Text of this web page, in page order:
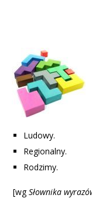
Ludowy.
Regionalny.
Rodzimy.
[wgSłownika